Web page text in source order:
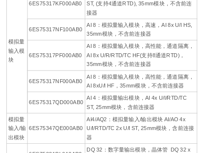
模拟量
输入模
块
6ES75317KF000AB0
ST, (支持4通道RTD), 35mm模块，不含前连
接器
6ES75317NF100AB0
AI 8：模拟量输入模块，高速，AI 8x U/I HS,
35mm模块，不含前连接器
6ES75317PF000AB0
AI 8：模拟量输入模块，高性能，通道隔离，
AI 8x U/R/RTD/TC HF(支持8通道RTD)，
35mm模块，不含前连接器
6ES75317NF000AB0
AI 8：模拟量输入模块，高性能，通道隔离，
AI 8xU/I HF，35mm模块，不含前连接器
6ES75317QD000AB0
AI 4：模拟量输出模块，AI 4x U/I/RTD/TC
ST, 25mm模块，含前连接器
模拟量
输入/输
出模块
6ES75347QE000AB0
AI4/AQ2：模拟量输入/输出模块 AI/AO 4x
U/I/RTD/TC 2x U/I ST, 25mm模块，含前连接
器
DQ 32：数字量输出模块，晶体管 DQ 32 x